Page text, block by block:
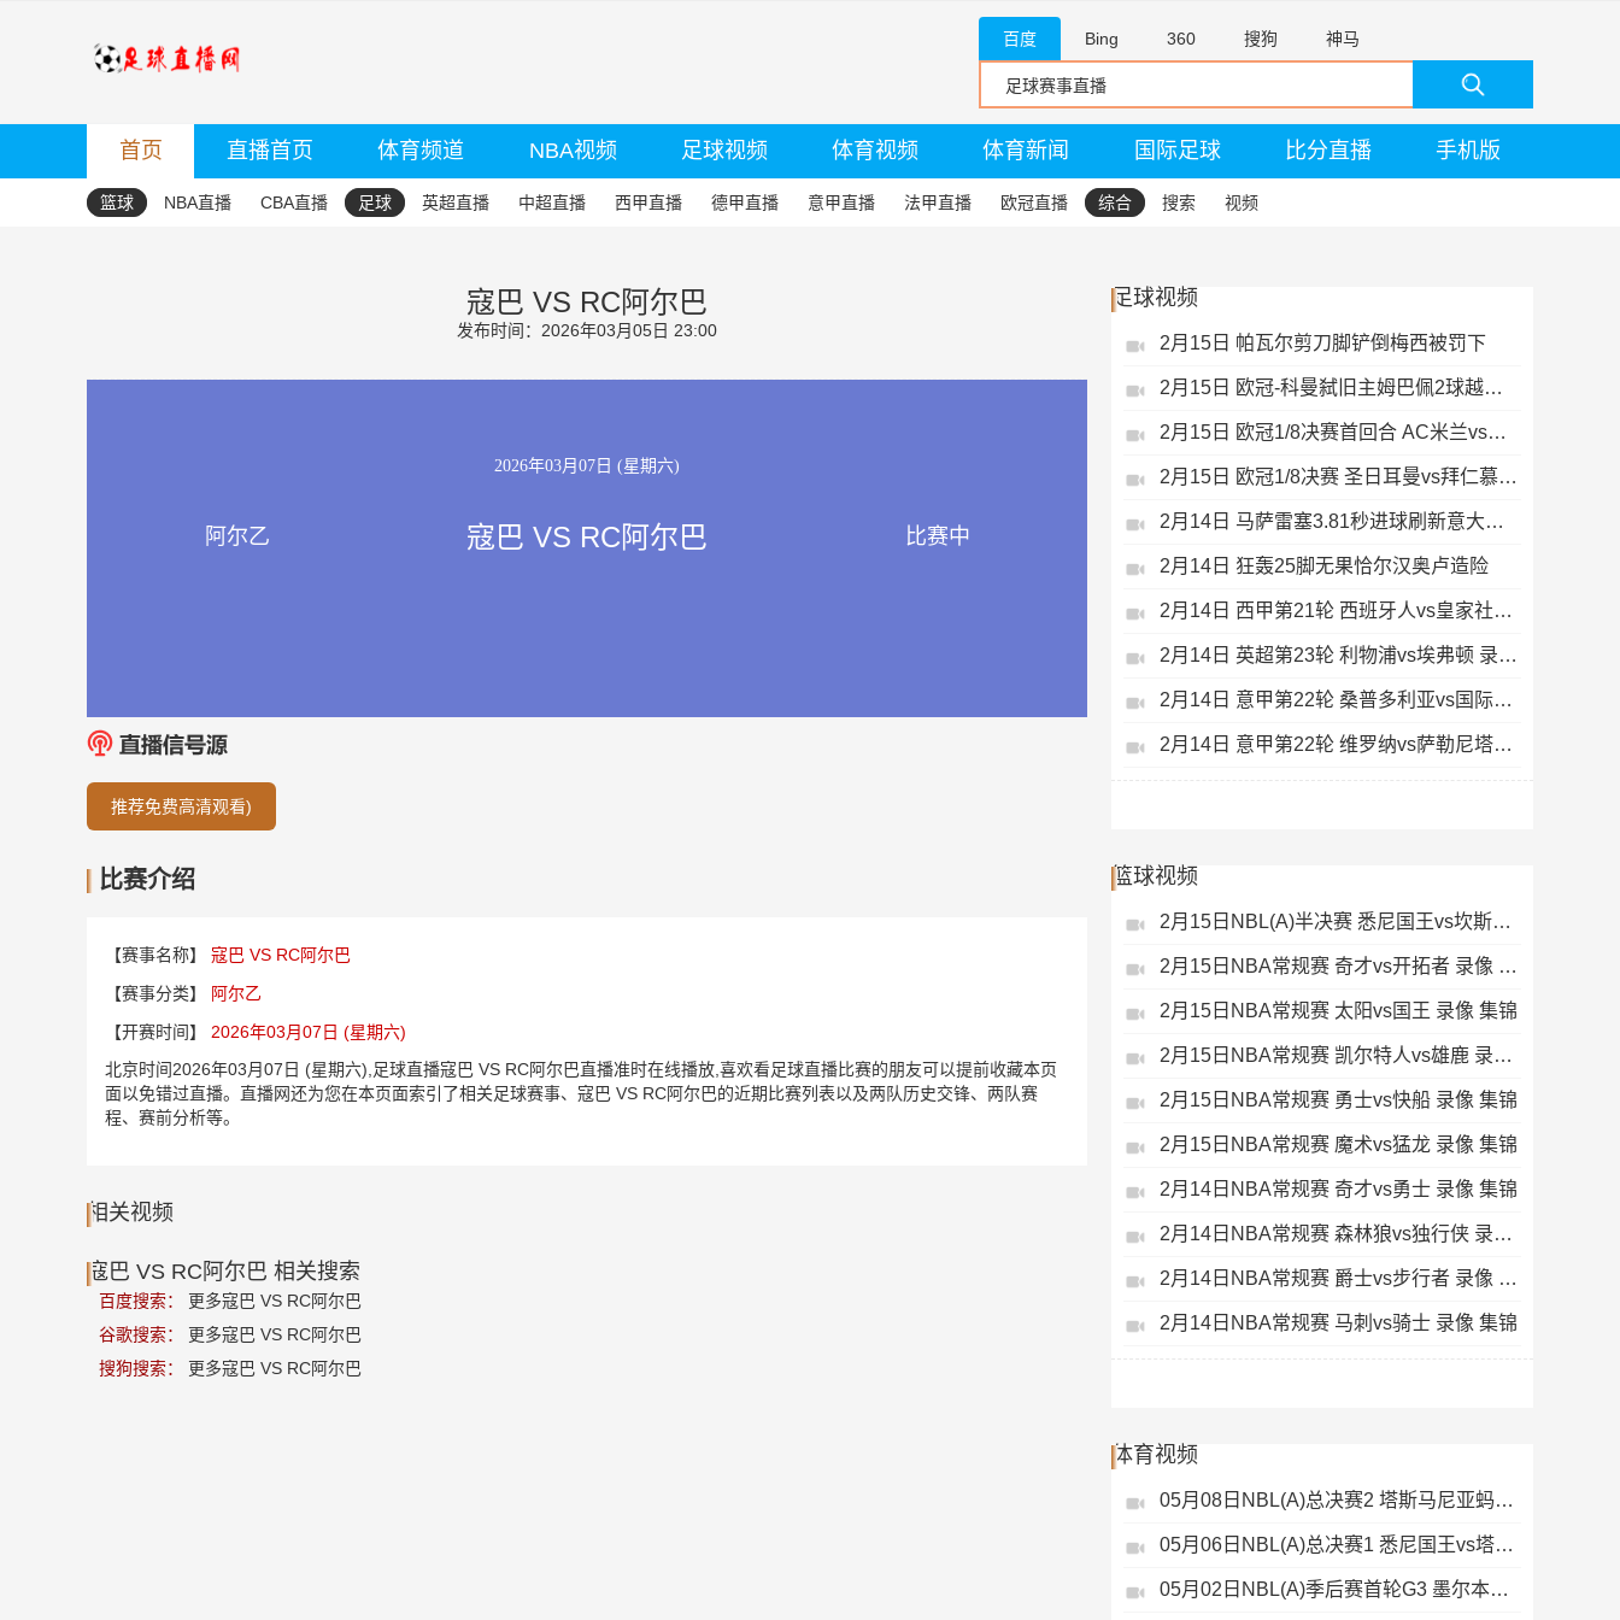
百度 Bing 360 搜狗 神马
首页 直播首页 体育频道 NBA视频 足球视频 体育视频 体育新闻 国际足球 比分直播 手机版
篮球 NBA直播 CBA直播 足球 英超直播 中超直播 西甲直播 德甲直播 意甲直播 法甲直播 欧冠直播 综合 搜索 视频
寇巴 VS RC阿尔巴
发布时间：2026年03月05日 23:00
2026年03月07日 (星期六)
阿尔乙 寇巴 VS RC阿尔巴 比赛中
推荐免费高清观看)
比赛介绍
【赛事名称】
寇巴 VS RC阿尔巴
【赛事分类】
阿尔乙
【开赛时间】
2026年03月07日 (星期六)
北京时间2026年03月07日 (星期六),足球直播寇巴 VS RC阿尔巴直播准时在线播放,喜欢看足球直播比赛的朋友可以提前收藏本页
面以免错过直播。直播网还为您在本页面索引了相关足球赛事、寇巴 VS RC阿尔巴的近期比赛列表以及两队历史交锋、两队赛
程、赛前分析等。
相关视频
寇巴 VS RC阿尔巴 相关搜索
百度搜索：
更多寇巴 VS RC阿尔巴
谷歌搜索：
更多寇巴 VS RC阿尔巴
搜狗搜索：
更多寇巴 VS RC阿尔巴
足球视频
2月15日 帕瓦尔剪刀脚铲倒梅西被罚下
2月15日 欧冠-科曼弑旧主姆巴佩2球越位无效
2月15日 欧冠1/8决赛首回合 AC米兰vs热刺 录像 集锦
2月15日 欧冠1/8决赛 圣日耳曼vs拜仁慕尼黑 录像 集锦
2月14日 马萨雷塞3.81秒进球刷新意大利历史
2月14日 狂轰25脚无果恰尔汉奥卢造险
2月14日 西甲第21轮 西班牙人vs皇家社会 录像 集锦
2月14日 英超第23轮 利物浦vs埃弗顿 录像 集锦
2月14日 意甲第22轮 桑普多利亚vs国际米兰 录像 集锦
2月14日 意甲第22轮 维罗纳vs萨勒尼塔纳 录像 集锦
篮球视频
2月15日NBL(A)半决赛 悉尼国王vs坎斯大班 录像 集锦
2月15日NBA常规赛 奇才vs开拓者 录像 集锦
2月15日NBA常规赛 太阳vs国王 录像 集锦
2月15日NBA常规赛 凯尔特人vs雄鹿 录像 集锦
2月15日NBA常规赛 勇士vs快船 录像 集锦
2月15日NBA常规赛 魔术vs猛龙 录像 集锦
2月14日NBA常规赛 奇才vs勇士 录像 集锦
2月14日NBA常规赛 森林狼vs独行侠 录像 集锦
2月14日NBA常规赛 爵士vs步行者 录像 集锦
2月14日NBA常规赛 马刺vs骑士 录像 集锦
体育视频
05月08日NBL(A)总决赛2 塔斯马尼亚蚂蚁vs悉尼国王 录像
05月06日NBL(A)总决赛1 悉尼国王vs塔斯马尼亚蚂蚁 全场录像
05月02日NBL(A)季后赛首轮G3 墨尔本联 - 塔斯马尼亚蚂蚁 录像集锦